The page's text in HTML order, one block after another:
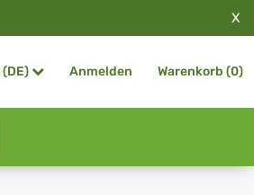
X
Anmelden Warenkorb (0)